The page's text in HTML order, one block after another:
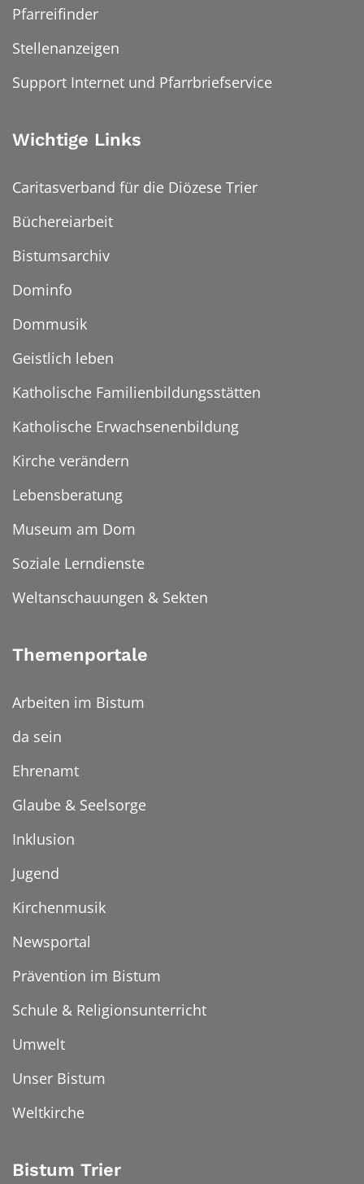
Pfarreifinder
Stellenanzeigen
Support Internet und Pfarrbriefservice
Wichtige Links
Caritasverband für die Diözese Trier
Büchereiarbeit
Bistumsarchiv
Dominfo
Dommusik
Geistlich leben
Katholische Familienbildungsstätten
Katholische Erwachsenenbildung
Kirche verändern
Lebensberatung
Museum am Dom
Soziale Lerndienste
Weltanschauungen & Sekten
Themenportale
Arbeiten im Bistum
da sein
Ehrenamt
Glaube & Seelsorge
Inklusion
Jugend
Kirchenmusik
Newsportal
Prävention im Bistum
Schule & Religionsunterricht
Umwelt
Unser Bistum
Weltkirche
Bistum Trier